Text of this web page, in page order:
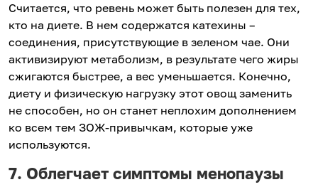
Считается, что ревень может быть полезен для тех,
кто на диете. В нем содержатся катехины –
соединения, присутствующие в зеленом чае. Они
активизируют метаболизм, в результате чего жиры
сжигаются быстрее, а вес уменьшается. Конечно,
диету и физическую нагрузку этот овощ заменить
не способен, но он станет неплохим дополнением
ко всем тем ЗОЖ-привычкам, которые уже
используются.
7. Облегчает симптомы менопаузы